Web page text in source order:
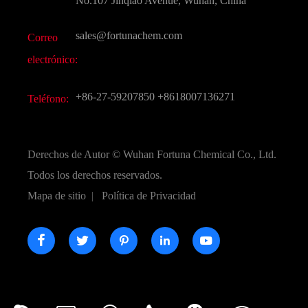
CAS químico
Todos los productos químicos finos
Correo
electrónico:
sales@fortunachem.com
Teléfono: +86-27-59207850 +8618007136271
Derechos de Autor © Wuhan Fortuna Chemical Co., Ltd.
Todos los derechos reservados.
Mapa de sitio | Política de Privacidad
    